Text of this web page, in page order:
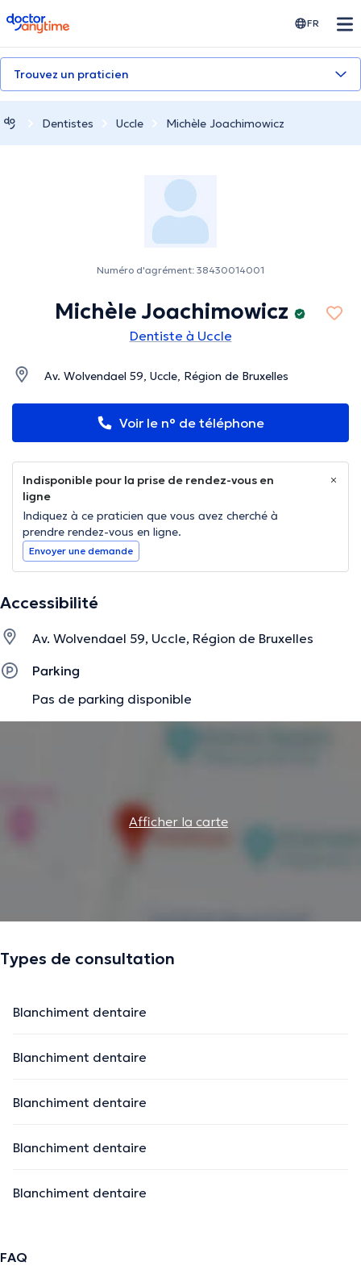
doctoranytime FR
Trouvez un praticien
Dentistes Uccle Michèle Joachimowicz
Numéro d'agrément: 38430014001
Michèle Joachimowicz
Dentiste à Uccle
Av. Wolvendael 59, Uccle, Région de Bruxelles
Voir le n° de téléphone
Indisponible pour la prise de rendez-vous en
ligne
Indiquez à ce praticien que vous avez cherché à
prendre rendez-vous en ligne.
Envoyer une demande
Accessibilité
Av. Wolvendael 59, Uccle, Région de Bruxelles
Parking
Pas de parking disponible
Afficher la carte
Types de consultation
Blanchiment dentaire
Blanchiment dentaire
Blanchiment dentaire
Blanchiment dentaire
Blanchiment dentaire
FAQ